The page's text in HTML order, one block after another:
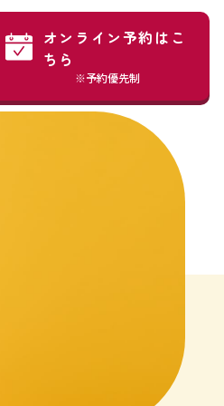
オンライン予約はこ
ちら
※予約優先制